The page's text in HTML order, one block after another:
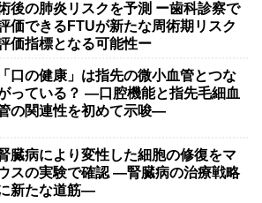
後の肺炎リスクを予測 ー歯科診察で
価できるFTUが新たな周術期リスク
価指標となる可能性ー
「口の健康」は指先の微小血管とつな
っている？ ―口腔機能と指先毛細血
の関連性を初めて示唆―
臓病により変性した細胞の修復をマ
スの実験で確認 ―腎臓病の治療戦略
新たな道筋―